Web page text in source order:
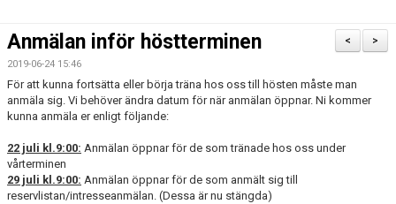
FRÅGOR OCH SVAR
AVBOKNING/ÅTERBETALNING
EVENEMANG
>
<
Anmälan inför höstterminen
2019-06-24 15:46
För att kunna fortsätta eller börja träna hos oss till hösten måste man
anmäla sig. Vi behöver ändra datum för när anmälan öppnar. Ni kommer
kunna anmäla er enligt följande:
22 juli kl.9:00: Anmälan öppnar för de som tränade hos oss under
vårterminen
29 juli kl.9:00: Anmälan öppnar för de som anmält sig till
reservlistan/intresseanmälan. (Dessa är nu stängda)